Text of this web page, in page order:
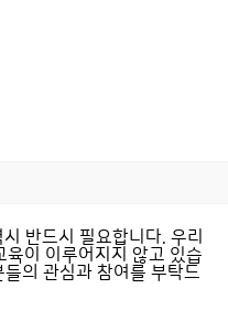
반드시 필요합니다. 우리
이 이루어지지 않고 있습
의 관심과 참여를 부탁드